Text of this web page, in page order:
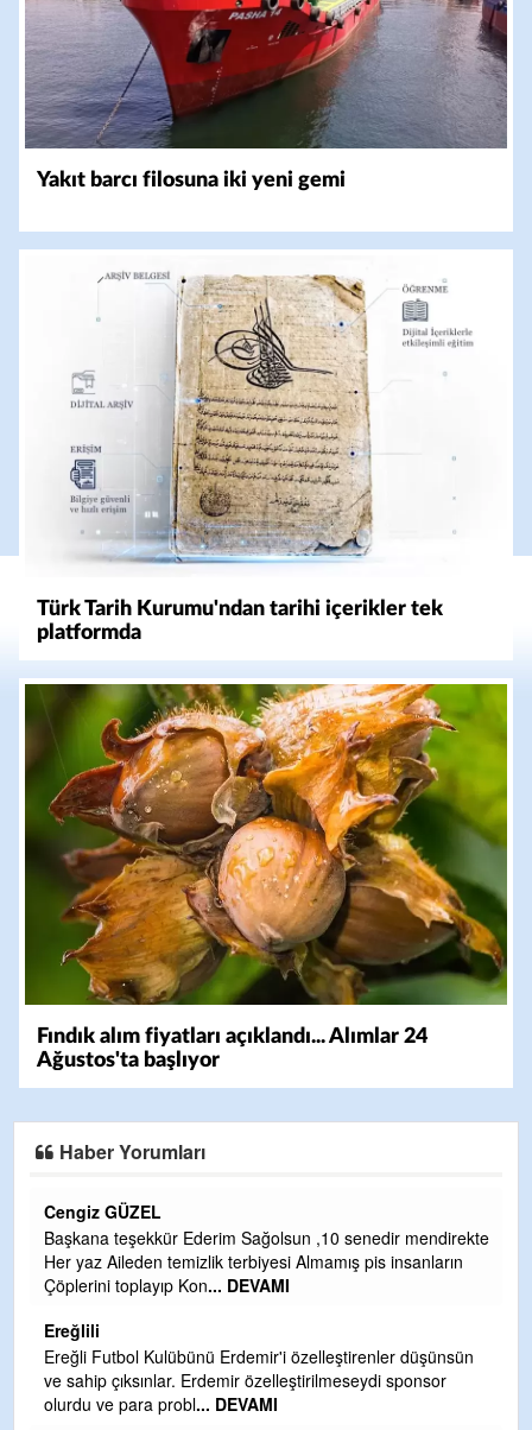
Yakıt barcı filosuna iki yeni gemi
Türk Tarih Kurumu'ndan tarihi içerikler tek
platformda
Fındık alım fiyatları açıklandı... Alımlar 24
Ağustos'ta başlıyor
Haber Yorumları
Cengiz GÜZEL
Başkana teşekkür Ederim Sağolsun ,10 senedir mendirekte
Her yaz Aileden temizlik terbiyesi Almamış pis insanların
Çöplerini toplayıp Kon... DEVAMI
Ereğlili
Ereğli Futbol Kulübünü Erdemir'i özelleştirenler düşünsün
ve sahip çıksınlar. Erdemir özelleştirilmeseydi sponsor
olurdu ve para probl... DEVAMI